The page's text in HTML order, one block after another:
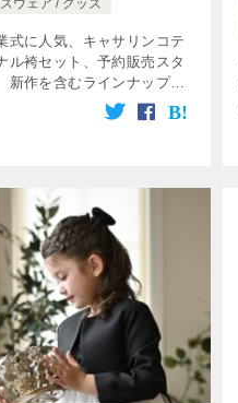
式に人気、キャサリンコテ
ル袴セット、予約販売スタ
作を含むラインナップを